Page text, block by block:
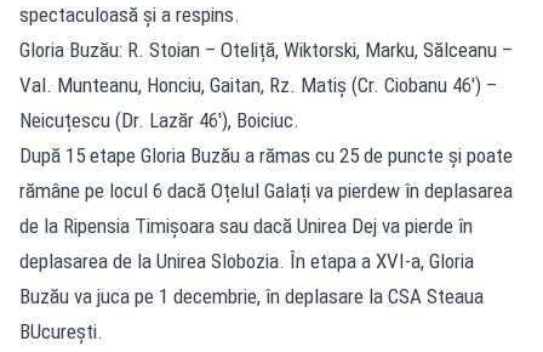
spectaculoasă și a respins.
Gloria Buzău: R. Stoian – Oteliță, Wiktorski, Marku, Sălceanu –
Val. Munteanu, Honciu, Gaitan, Rz. Matiș (Cr. Ciobanu 46′) –
Neicuțescu (Dr. Lazăr 46′), Boiciuc.
După 15 etape Gloria Buzău a rămas cu 25 de puncte și poate
rămâne pe locul 6 dacă Oțelul Galați va pierdew în deplasarea
de la Ripensia Timișoara sau dacă Unirea Dej va pierde în
deplasarea de la Unirea Slobozia. În etapa a XVI-a, Gloria
Buzău va juca pe 1 decembrie, în deplasare la CSA Steaua
BUcurești.